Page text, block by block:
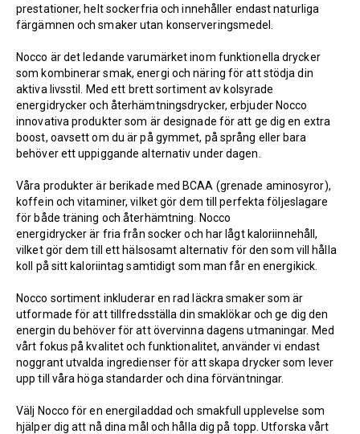
prestationer, helt sockerfria och innehåller endast naturliga
färgämnen och smaker utan konserveringsmedel.
Nocco är det ledande varumärket inom funktionella drycker
som kombinerar smak, energi och näring för att stödja din
aktiva livsstil. Med ett brett sortiment av kolsyrade
energidrycker och återhämtningsdrycker, erbjuder Nocco
innovativa produkter som är designade för att ge dig en extra
boost, oavsett om du är på gymmet, på språng eller bara
behöver ett uppiggande alternativ under dagen.
Våra produkter är berikade med BCAA (grenade aminosyror),
koffein och vitaminer, vilket gör dem till perfekta följeslagare
för både träning och återhämtning. Nocco
energidrycker är fria från socker och har lågt kaloriinnehåll,
vilket gör dem till ett hälsosamt alternativ för den som vill hålla
koll på sitt kaloriintag samtidigt som man får en energikick.
Nocco sortiment inkluderar en rad läckra smaker som är
utformade för att tillfredsställa din smaklökar och ge dig den
energin du behöver för att övervinna dagens utmaningar. Med
vårt fokus på kvalitet och funktionalitet, använder vi endast
noggrant utvalda ingredienser för att skapa drycker som lever
upp till våra höga standarder och dina förväntningar.
Välj Nocco för en energiladdad och smakfull upplevelse som
hjälper dig att nå dina mål och hålla dig på topp. Utforska vårt